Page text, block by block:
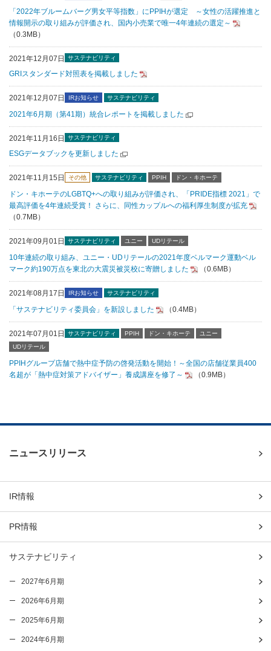
「2022年ブルームバーグ男女平等指数」にPPIHが選定 ～女性の活躍推進と
情報開示の取り組みが評価され、国内小売業で唯一4年連続の選定～
（0.3MB）
2021年12月07日 サステナビリティ
GRIスタンダード対照表を掲載しました
2021年12月07日 IRお知らせ サステナビリティ
2021年6月期（第41期）統合レポートを掲載しました
2021年11月16日 サステナビリティ
ESGデータブックを更新しました
2021年11月15日 その他 サステナビリティ PPIH ドン・キホーテ
ドン・キホーテのLGBTQ+への取り組みが評価され、「PRIDE指標 2021」で
最高評価を4年連続受賞！ さらに、同性カップルへの福利厚生制度が拡充
（0.7MB）
2021年09月01日 サステナビリティ ユニー UDリテール
10年連続の取り組み、ユニー・UDリテールの2021年度ベルマーク運動ベル
マーク約190万点を東北の大震災被災校に寄贈しました
（0.6MB）
2021年08月17日 IRお知らせ サステナビリティ
「サステナビリティ委員会」を新設しました （0.4MB）
2021年07月01日 サステナビリティ PPIH ドン・キホーテ
ユニー
UDリテール
PPIHグループ店舗で熱中症予防の啓発活動を開始！～全国の店舗従業員400
名超が「熱中症対策アドバイザー」養成講座を修了～
（0.9MB）
ニュースリリース
IR情報
PR情報
サステナビリティ
2027年6月期
2026年6月期
2025年6月期
2024年6月期